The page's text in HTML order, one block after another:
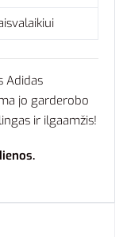
Adidas
jo garderobo
ir ilgaamžis!